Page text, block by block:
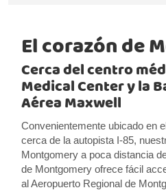
El corazón de
Cerca del centro
Medical Center y la
Aérea Maxwell
Convenientemente ubicado en
cerca de la autopista I-85,
Montgomery a poca distancia
de Montgomery ofrece fácil
al Aeropuerto Regional de